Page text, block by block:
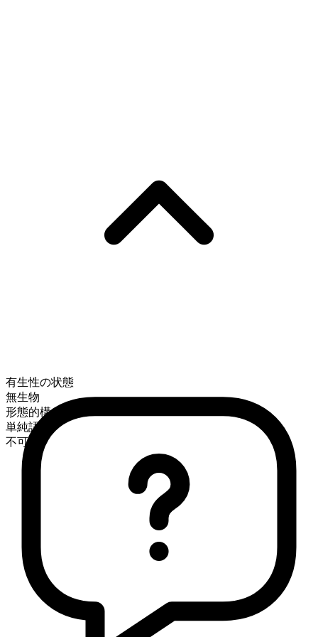
有生性の状態
無生物
形態的構成
単純語
不可算